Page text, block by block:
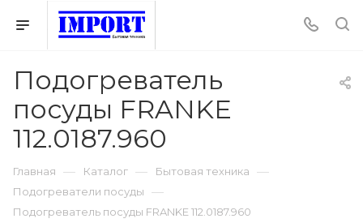
Подогреватель
посуды FRANKE
112.0187.960
Главная — Каталог — Бытовая техника —
Подогреватели посуды —
Подогреватель посуды FRANKE 112.0187.960